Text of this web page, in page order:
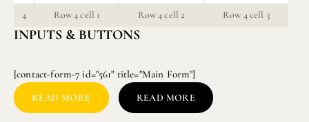
4
Row 4 cell 1 Row 4 cell 2 Row 4 cell 3
INPUTS & BUTTONS
[contact-form-7 id="561" title="Main Form"]
READ MORE READ MORE